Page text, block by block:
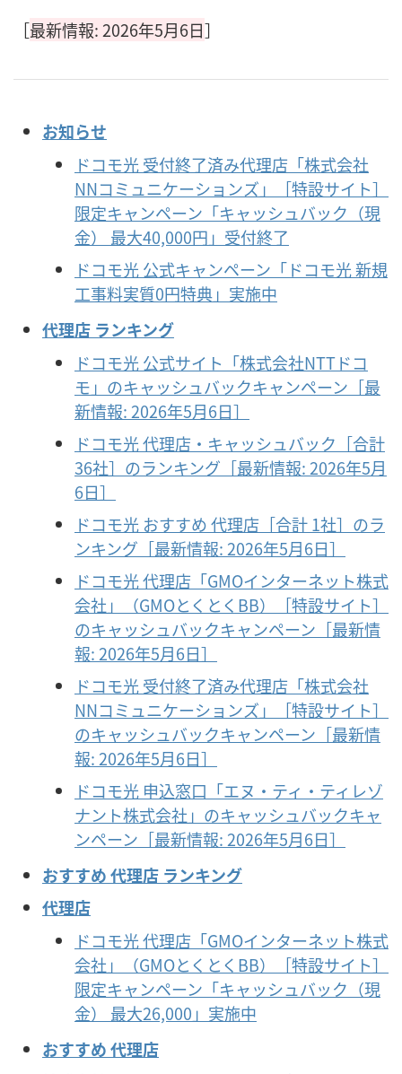
［最新情報: 2026年5月6日］
お知らせ
ドコモ光 受付終了済み代理店「株式会社
NNコミュニケーションズ」［特設サイト］
限定キャンペーン「キャッシュバック（現
金） 最大40,000円」受付終了
ドコモ光 公式キャンペーン「ドコモ光 新規
工事料実質0円特典」実施中
代理店 ランキング
ドコモ光 公式サイト「株式会社NTTドコ
モ」のキャッシュバックキャンペーン［最
新情報: 2026年5月6日］
ドコモ光 代理店・キャッシュバック［合計
36社］のランキング［最新情報: 2026年5月
6日］
ドコモ光 おすすめ 代理店［合計 1社］のラ
ンキング［最新情報: 2026年5月6日］
ドコモ光 代理店「GMOインターネット株式
会社」（GMOとくとくBB）［特設サイト］
のキャッシュバックキャンペーン［最新情
報: 2026年5月6日］
ドコモ光 受付終了済み代理店「株式会社
NNコミュニケーションズ」［特設サイト］
のキャッシュバックキャンペーン［最新情
報: 2026年5月6日］
ドコモ光 申込窓口「エヌ・ティ・ティレゾ
ナント株式会社」のキャッシュバックキャ
ンペーン［最新情報: 2026年5月6日］
おすすめ 代理店 ランキング
代理店
ドコモ光 代理店「GMOインターネット株式
会社」（GMOとくとくBB）［特設サイト］
限定キャンペーン「キャッシュバック（現
金） 最大26,000」実施中
おすすめ 代理店